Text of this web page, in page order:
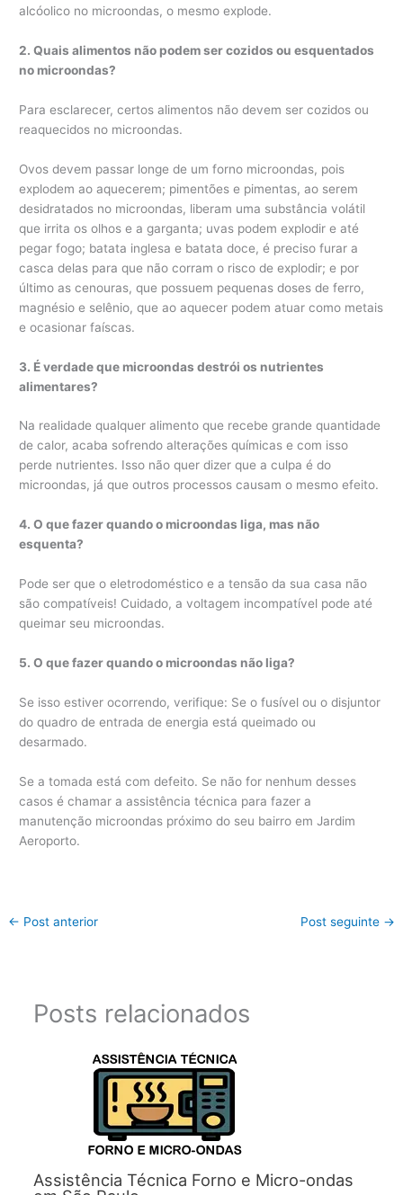
alcóolico no microondas, o mesmo explode.
2. Quais alimentos não podem ser cozidos ou esquentados
no microondas?
Para esclarecer, certos alimentos não devem ser cozidos ou
reaquecidos no microondas.
Ovos devem passar longe de um forno microondas, pois
explodem ao aquecerem; pimentões e pimentas, ao serem
desidratados no microondas, liberam uma substância volátil
que irrita os olhos e a garganta; uvas podem explodir e até
pegar fogo; batata inglesa e batata doce, é preciso furar a
casca delas para que não corram o risco de explodir; e por
último as cenouras, que possuem pequenas doses de ferro,
magnésio e selênio, que ao aquecer podem atuar como metais
e ocasionar faíscas.
3. É verdade que microondas destrói os nutrientes
alimentares?
Na realidade qualquer alimento que recebe grande quantidade
de calor, acaba sofrendo alterações químicas e com isso
perde nutrientes. Isso não quer dizer que a culpa é do
microondas, já que outros processos causam o mesmo efeito.
4. O que fazer quando o microondas liga, mas não
esquenta?
Pode ser que o eletrodoméstico e a tensão da sua casa não
são compatíveis! Cuidado, a voltagem incompatível pode até
queimar seu microondas.
5. O que fazer quando o microondas não liga?
Se isso estiver ocorrendo, verifique: Se o fusível ou o disjuntor
do quadro de entrada de energia está queimado ou
desarmado.
Se a tomada está com defeito. Se não for nenhum desses
casos é chamar a assistência técnica para fazer a
manutenção microondas próximo do seu bairro em Jardim
Aeroporto.
← Post anterior Post seguinte →
Posts relacionados
Assistência Técnica Forno e Micro-ondas